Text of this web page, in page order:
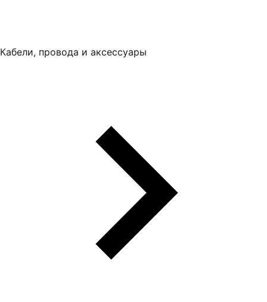
Кабели, провода и аксессуары